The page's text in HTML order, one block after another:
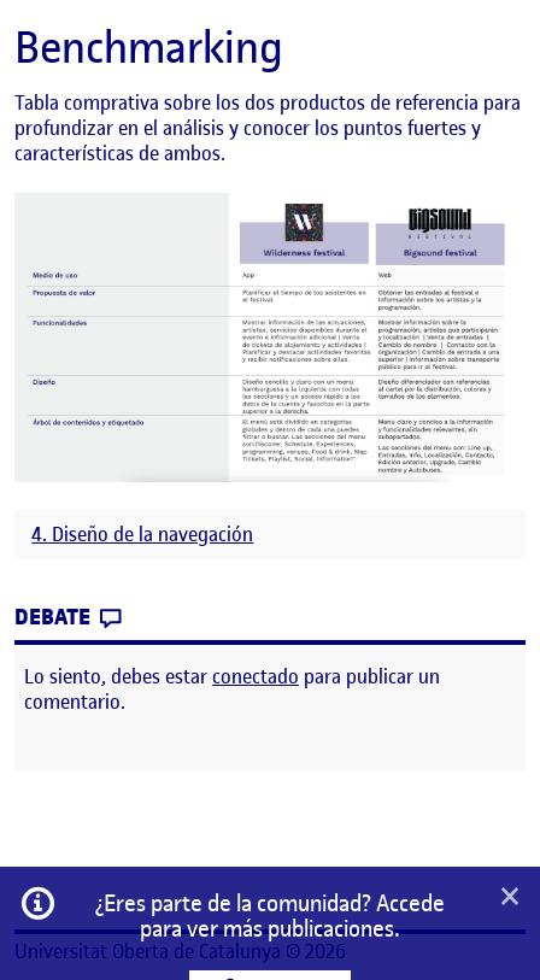
Benchmarking
Tabla comprativa sobre los dos productos de referencia para
profundizar en el análisis y conocer los puntos fuertes y
características de ambos.
4. Diseño de la navegación
DEBATE
Lo siento, debes estarconectado para publicar un
comentario.
Información
¿Eres parte de la comunidad? Accede
para ver más publicaciones.
×
Universitat Oberta de Catalunya © 2026